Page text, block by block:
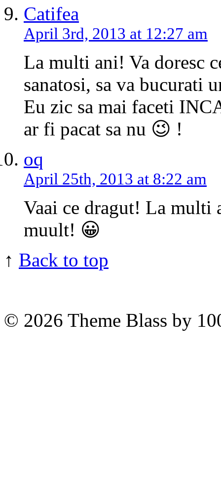
Catifea
April 3rd, 2013 at 12:27 am
La multi ani! Va doresc
sanatosi, sa va bucurati
Eu zic sa mai faceti
ar fi pacat sa nu 😉 !
oq
April 25th, 2013 at 8:22 am
Vaai ce dragut! La
muult! 😀
↑ Back to top
© 2026 Theme Blass by